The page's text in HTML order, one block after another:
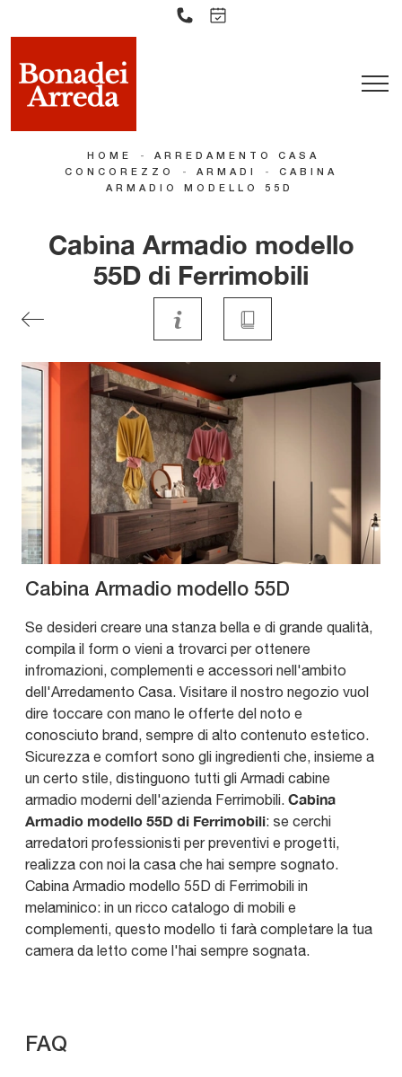
HOME -
ARREDAMENTO CASA
CONCOREZZO
- ARMADI -
CABINA
ARMADIO MODELLO 55D
Cabina Armadio modello
55D di Ferrimobili
Cabina Armadio modello 55D
Se desideri creare una stanza bella e di grande qualità,
compila il form o vieni a trovarci per ottenere
infromazioni, complementi e accessori nell'ambito
dell'Arredamento Casa. Visitare il nostro negozio vuol
dire toccare con mano le offerte del noto e
conosciuto brand, sempre di alto contenuto estetico.
Sicurezza e comfort sono gli ingredienti che, insieme a
un certo stile, distinguono tutti gli Armadi cabine
armadio moderni dell'azienda Ferrimobili. Cabina
Armadio modello 55D di Ferrimobili: se cerchi
arredatori professionisti per preventivi e progetti,
realizza con noi la casa che hai sempre sognato.
Cabina Armadio modello 55D di Ferrimobili in
melaminico: in un ricco catalogo di mobili e
complementi, questo modello ti farà completare la tua
camera da letto come l'hai sempre sognata.
FAQ